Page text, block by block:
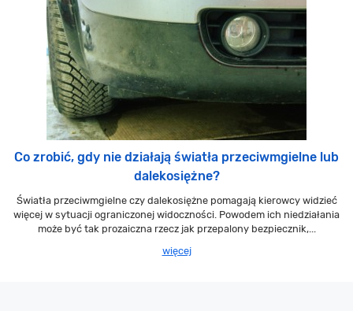
Co zrobić, gdy nie działają światła przeciwmgielne lub
dalekosiężne?
Światła przeciwmgielne czy dalekosiężne pomagają kierowcy widzieć
więcej w sytuacji ograniczonej widoczności. Powodem ich niedziałania
może być tak prozaiczna rzecz jak przepalony bezpiecznik,...
więcej